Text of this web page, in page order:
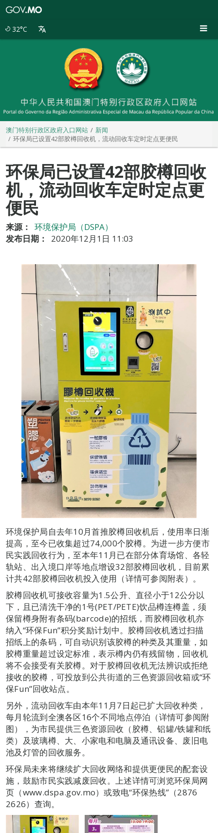
32°C
澳门特别行政区政府入口网站
新闻
环保局已设置42部胶樽回收机，流动回收车定时定点更便民
环保局已设置42部胶樽回收
机，流动回收车定时定点更
便民
来源：
环境保护局（DSPA）
发布日期：
2020年12月1日 11:03
环境保护局自去年10月首推胶樽回收机后，使用率日渐
提高，至今已收集超过74,000个胶樽。为进一步方便市
民实践回收行为，至本年11月已在部分体育场馆、各轻
轨站、出入境口岸等地点增设32部胶樽回收机，目前累
计共42部胶樽回收机投入使用（详情可参阅附表）。
胶樽回收机可接收容量为1.5公升、直径小于12公分以
下，且已清洗干净的1号(PET/PETE)饮品樽连樽盖，须
保留樽身附有条码(barcode)的招纸，而胶樽回收机亦
纳入“环保Fun”积分奖励计划中。胶樽回收机透过扫描
招纸上的条码，可自动识别该胶樽的种类及其重量，如
胶樽重量超过设定标准，表示樽内仍有残留物，回收机
将不会接受有关胶樽。对于胶樽回收机无法辨识或拒绝
接收的胶樽，可投放到公共街道的三色资源回收箱或“环
保Fun”回收站点。
另外，流动回收车由本年11月7日起已扩大回收种类，
每月轮流到全澳各区16个不同地点停泊（详情可参阅附
图），为市民提供三色资源回收（胶樽、铝罐/铁罐和纸
类）及玻璃樽、大、小家电和电脑及通讯设备、废旧电
池及灯管的回收服务。
环保局未来将继续扩大回收网络和提供更便民的配套设
施，鼓励市民实践减废回收。上述详情可浏览环保局网
页（www.dspa.gov.mo）或致电“环保热线”（2876
2626）查询。